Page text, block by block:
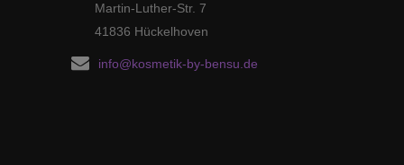
Martin-Luther-Str. 7
41836 Hückelhoven
info@kosmetik-by-bensu.de